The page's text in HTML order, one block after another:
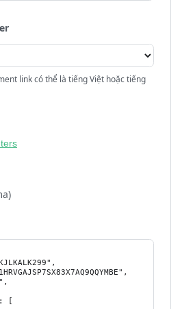
link có thể là tiếng Việt hoặc tiếng